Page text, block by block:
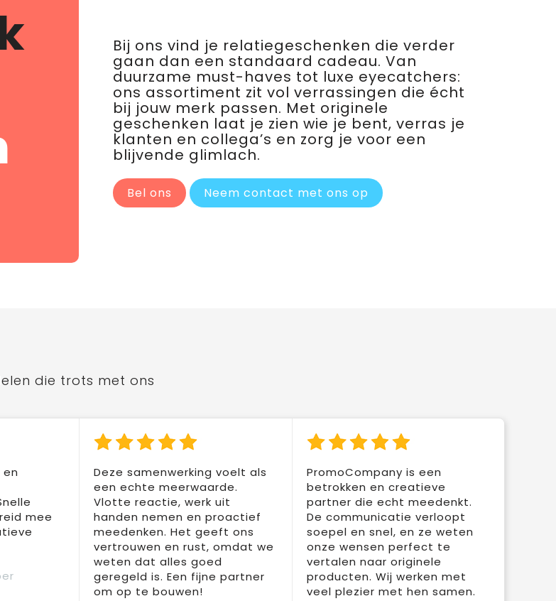
Bij ons vind je relatiegeschenken die verder
gaan dan een standaard cadeau. Van
duurzame must-haves tot luxe eyecatchers:
ons assortiment zit vol verrassingen die écht
bij jouw merk passen. Met originele
geschenken laat je zien wie je bent, verras je
klanten en collega’s en zorg je voor een
blijvende glimlach.
Bel ons Neem contact met ons op
die trots met ons
mee
Deze samenwerking voelt als
een echte meerwaarde.
Vlotte reactie, werk uit
handen nemen en proactief
meedenken. Het geeft ons
vertrouwen en rust, omdat we
weten dat alles goed
geregeld is. Een fijne partner
om op te bouwen!
PromoCompany is een
betrokken en creatieve
partner die echt meedenkt.
De communicatie verloopt
soepel en snel, en ze weten
onze wensen perfect te
vertalen naar originele
producten. Wij werken met
veel plezier met hen samen.